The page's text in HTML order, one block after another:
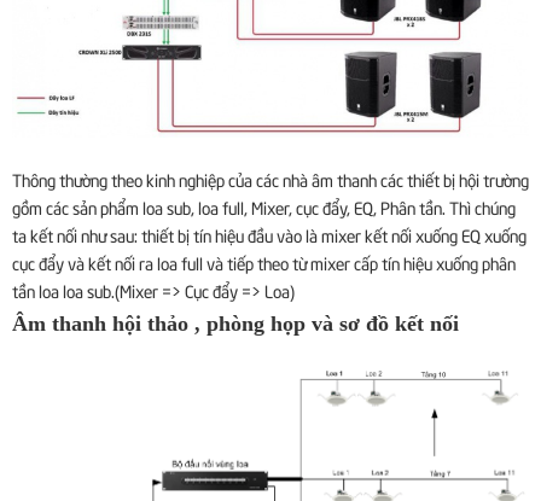
Thông thường theo kinh nghiệp của các nhà âm thanh các thiết bị hội trường
gồm các sản phẩm loa sub, loa full, Mixer, cục đẩy, EQ, Phân tần. Thì chúng
ta kết nối như sau: thiết bị tín hiệu đầu vào là mixer kết nối xuống EQ xuống
cục đẩy và kết nối ra loa full và tiếp theo từ mixer cấp tín hiệu xuống phân
tần loa loa sub.(Mixer => Cục đẩy => Loa)
Âm thanh hội thảo , phòng họp và sơ đồ kết nối